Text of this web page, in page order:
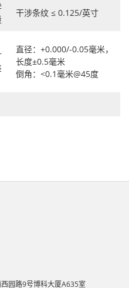
干涉条纹 ≤ 0.125/英寸
直径：+0.000/-0.05毫米，
长度±0.5毫米
倒角：<0.1毫米@45度
园路9号博科大厦A635室